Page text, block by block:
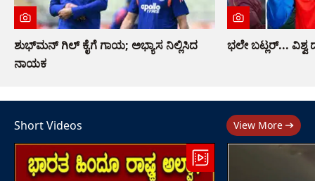
ಶುಭ್​ಮನ್ ಗಿಲ್ ಕೈಗೆ ಗಾಯ; ಅಭ್ಯಾಸ ನಿಲ್ಲಿಸಿದ
ನಾಯಕ
ಭಲೇ ಬಟ್ಲರ್...
Short Videos View More